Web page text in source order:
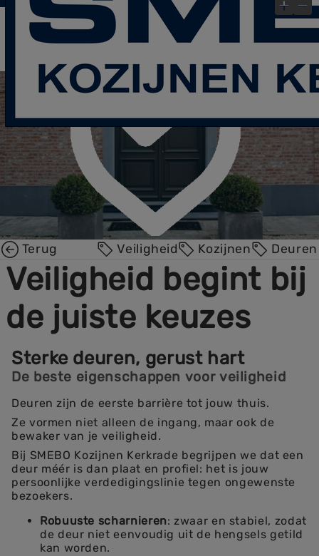
Bekijk gauw onze laatste Blog- Post! ×
Terug Veiligheid Kozijnen Deuren
Veiligheid begint bij
de juiste keuzes
Sterke deuren, gerust hart
De beste eigenschappen voor veiligheid
Deuren zijn de eerste barrière tot jouw thuis.
Ze vormen niet alleen de ingang, maar ook de
bewaker van je veiligheid.
Bij SMEBO Kozijnen Kerkrade begrijpen we dat een
deur méér is dan plaat en profiel: het is jouw
persoonlijke verdedigingslinie tegen ongewenste
bezoekers.
Robuuste scharnieren: zwaar en stabiel, zodat
de deur niet eenvoudig uit de hengsels getild
kan worden.